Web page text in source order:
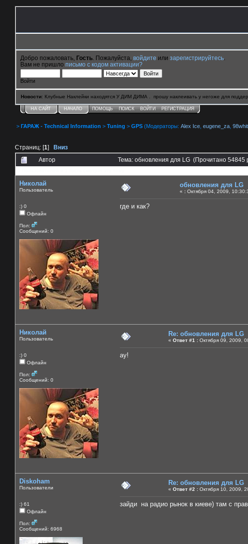
Добро пожаловать, Гость . Пожалуйста, войдите или зарегистрируйтесь
Вам не пришло письмо с кодом активации?
Войти
Новости: Клубные Наклейки находятся У ДИМ ДИМА . прошу наклеивать у негоже для
НА САЙТ НАЧАЛО ПОМОЩЬ ПОИСК ВОЙТИ РЕГИСТРАЦИЯ
> ГАРАЖ - Technical Information > Tuning > GPS (Модераторы: Alex Ice eugene_za
Страниц: [1] Вниз
Автор Тема: обновления для LG (Прочитано 54845
Николай
Пользователь
:) 0
Офлайн
Пол:
Сообщений: 0
обновления для LG
« : Октября 04, 2009,
где и как?
Николай
Пользователь
:) 0
Офлайн
Пол:
Сообщений: 0
Re: обновления для LG
« Ответ #1 : Октября 09, 2009,
ау!
Diskoham
Пользователи
:) 61
Офлайн
Пол:
Сообщений: 6968
Re: обновления для LG
« Ответ #2 : Октября 10, 2009,
зайди на радио рынок в киеве) там с